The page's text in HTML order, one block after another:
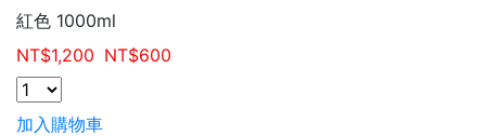
紅色 1000ml
NT$1,200 NT$600
加入購物車